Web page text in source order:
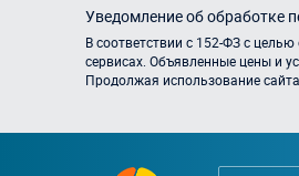
Уведомление об обработке
В соответствии с 152-ФЗ с
сервисах. Объявленные цены и
Продолжая использование